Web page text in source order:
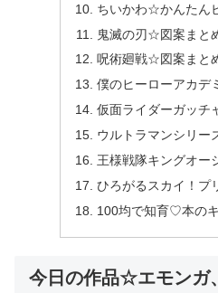
ちいかわ☆かんたん
鬼滅の刃☆図案まと
呪術廻戦☆図案まと
僕のヒーローアカデ
仮面ライダーガッチ
ウルトラマンシリー
王様戦隊キングオー
ひろがるスカイ！プ
100均で知育♡本の
今日の作品☆エモンガ